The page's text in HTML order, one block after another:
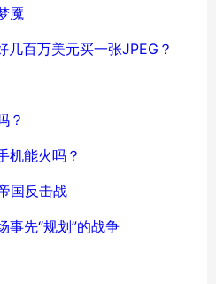
魇
几百万美元买一张JPEG？
？
机能火吗？
国反击战
事先“规划”的战争